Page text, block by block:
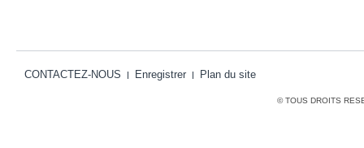
CONTACTEZ-NOUS Enregistrer Plan du site
© TOUS DROITS